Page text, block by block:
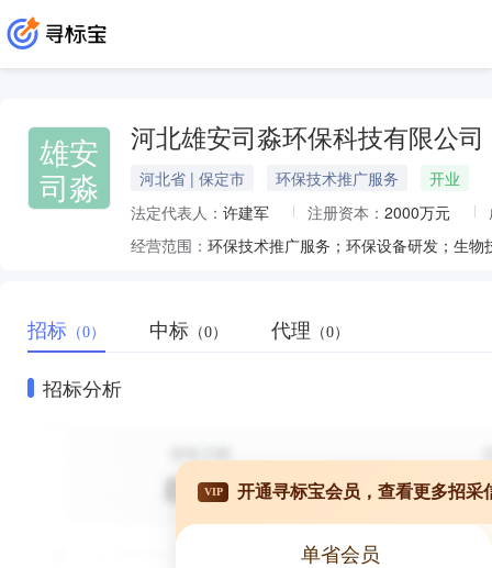
雄安
司淼
河北雄安司淼环保科技有限公司
河北省 | 保定市 环保技术推广服务
开业
法定代表人： 许建军 注册资本： 2000万元
经营范围：
招标 （0） 中标 （0） 代理 （0）
招标分析
VIP 开通寻标宝会员，查看更多招采
单省会员